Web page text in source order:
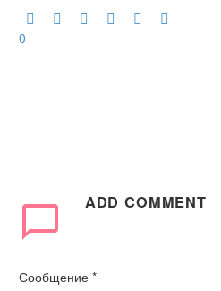
0
ADD COMMENT
Сообщение *